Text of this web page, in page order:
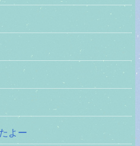
よー